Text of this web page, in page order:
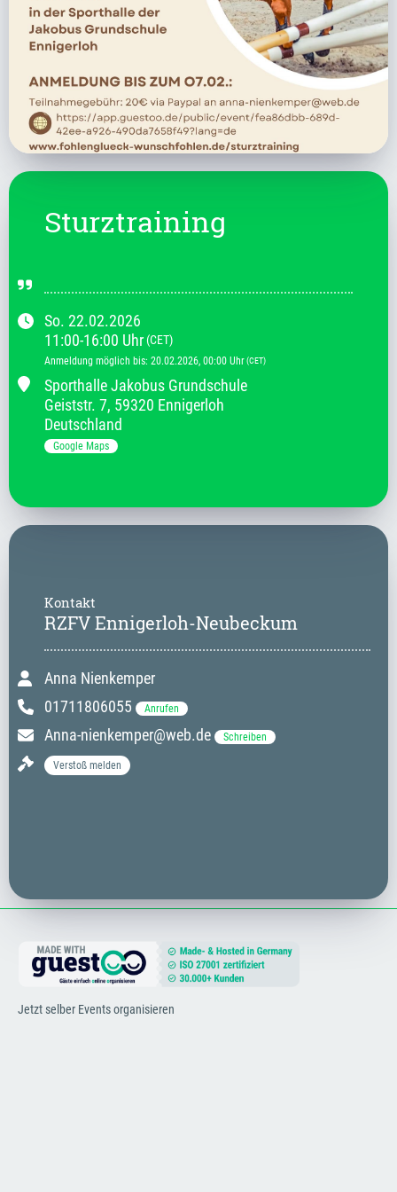
Sturztraining
So. 22.02.2026
11:00-16:00 Uhr(CET)
Anmeldung möglich bis: 20.02.2026, 00:00 Uhr(CET)
Sporthalle Jakobus Grundschule
Geiststr. 7, 59320 Ennigerloh
Deutschland
Google Maps
Kontakt
RZFV Ennigerloh-Neubeckum
Anna Nienkemper
01711806055
Anrufen
Anna-nienkemper@web.de Schreiben
Verstoß melden
Jetzt selber Events organisieren